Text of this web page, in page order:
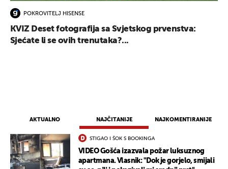
AKTUALNO NAJČITANIJE NAJKOMENTIRANIJE
STIGAO I ŠOK S BOOKINGA
VIDEO Gošća izazvala požar luksuznog
apartmana. Vlasnik: "Dok je gorjelo, smijali
POKROVITELJ HISENSE
KVIZ Deset fotografija sa Svjetskog prvenstva:
Sjećate li se ovih trenutaka?...